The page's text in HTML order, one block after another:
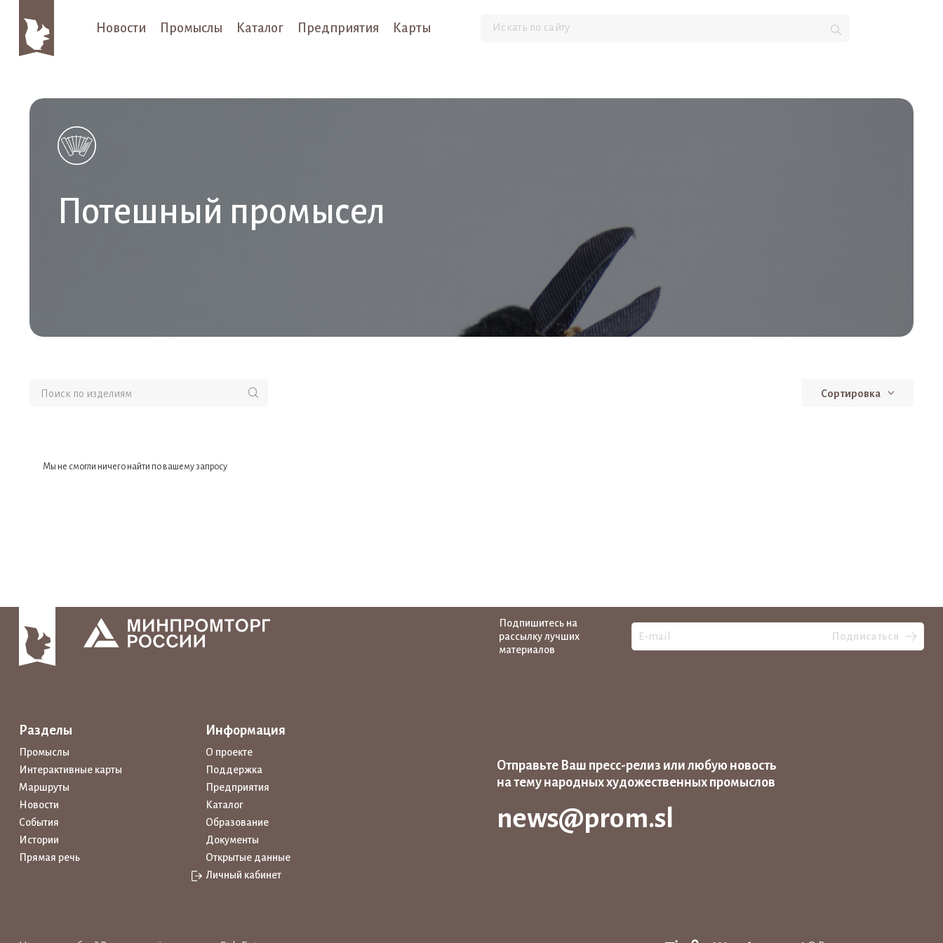
Новости Промыслы Каталог Предприятия Карты
Потешный промысел
Сортировка
Мы не смогли ничего найти по вашему запросу
Подпишитесь на
рассылку лучших
материалов
Подписаться
Разделы
Промыслы
Интерактивные карты
Маршруты
Новости
События
Истории
Прямая речь
Информация
О проекте
Поддержка
Предприятия
Каталог
Образование
Документы
Открытые данные
Личный кабинет
Отправьте Ваш пресс-релиз или любую новость
на тему народных художественных промыслов
news@prom.sl